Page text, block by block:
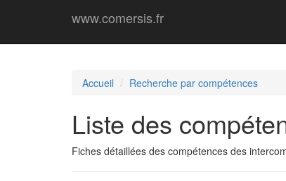
www.comersis.fr
Accueil Recherche par compétences
Liste des
Fiches détaillées des compétences des